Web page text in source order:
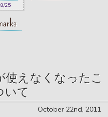
25
えなくなったこ
いて
October 22nd, 2011